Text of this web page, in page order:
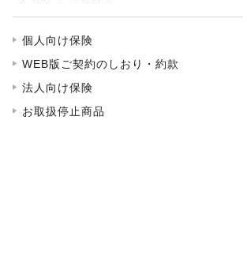
個人向け保険
WEB版ご契約のしおり・約款
法人向け保険
お取扱停止商品